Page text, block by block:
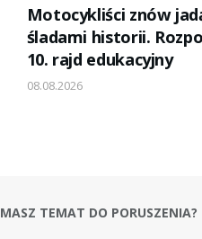
Motocykliści znów
śladami historii.
10. rajd edukacyjny
08.08.2026
MASZ TEMAT DO PORUSZENIA?